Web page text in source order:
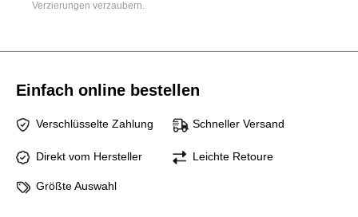
Verzierungen verzaubern.
Einfach online bestellen
Verschlüsselte Zahlung Schneller Versand
Direkt vom Hersteller Leichte Retoure
Größte Auswahl